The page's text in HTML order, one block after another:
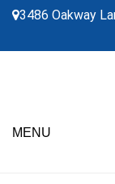
Skip
content
3486 Oakway
MENU